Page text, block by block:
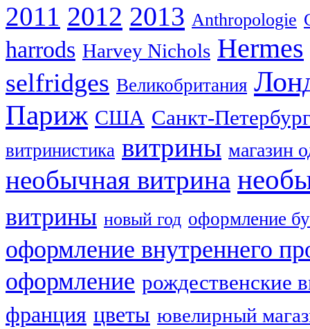
2011 2012 2013 Anthropologie
harrods Harvey Nichols Hermes
selfridges Великобритания
Париж США Санкт-
витринистика витрины магазин
необычная витрина
витрины новый год оформление
оформление внутреннего
оформление рождественские
франция цветы ювелирный